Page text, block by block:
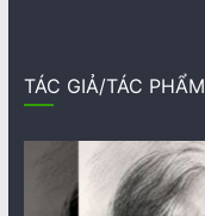
TÁC GIẢ/TÁC PHẨM